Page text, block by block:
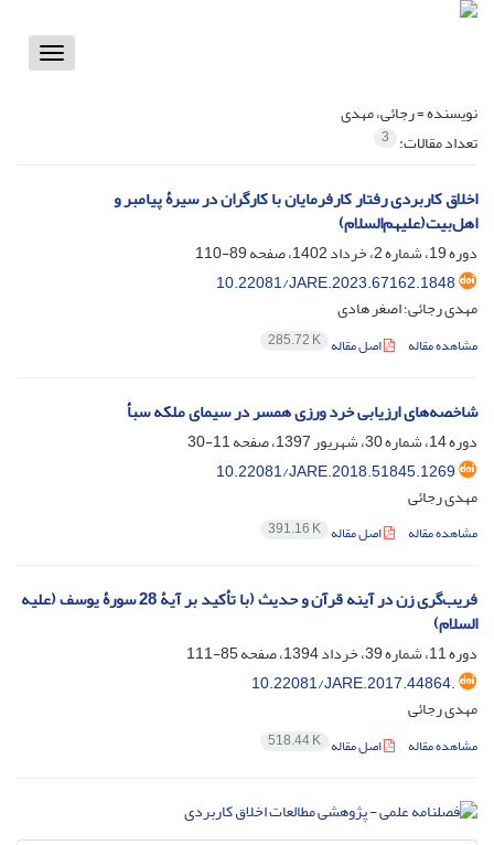
Toggle
نویسنده =رجائی، مهدی
تعداد مقالات: 3
اخلاق کاربردی رفتار کارفرمایان با کارگران در سیرۀ پیامبر و
اهل‌بیت(علیهم‌السلام)
دوره 19، شماره 2، خرداد 1402، صفحه
89-110
10.22081/JARE.2023.67162.1848
مهدی رجائی؛ اصغر هادی
مشاهده مقاله اصل مقاله 285.72 K
شاخصه‌های ارزیابی خرد ورزی همسر در سیمای ملکه سبأ
دوره 14، شماره 30، شهریور 1397، صفحه
11-30
10.22081/JARE.2018.51845.1269
مهدی رجائی
مشاهده مقاله اصل مقاله 391.16 K
فریب‌گری زن در آینه قرآن و حدیث (با تأکید بر آیۀ 28 سورۀ یوسف (علیه
السلام)
دوره 11، شماره 39، خرداد 1394، صفحه
85-111
10.22081/JARE.2017.44864.
مهدی رجائی
مشاهده مقاله اصل مقاله 518.44 K